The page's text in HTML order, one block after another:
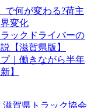
で何が変わる?荷主
変化
ックドライバーの
【滋賀県版】
｜働きながら半年
】
滋賀県トラック協会